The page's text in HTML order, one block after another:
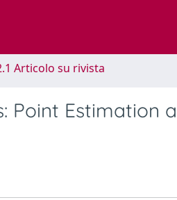
Articolo su rivista
Point Estimation